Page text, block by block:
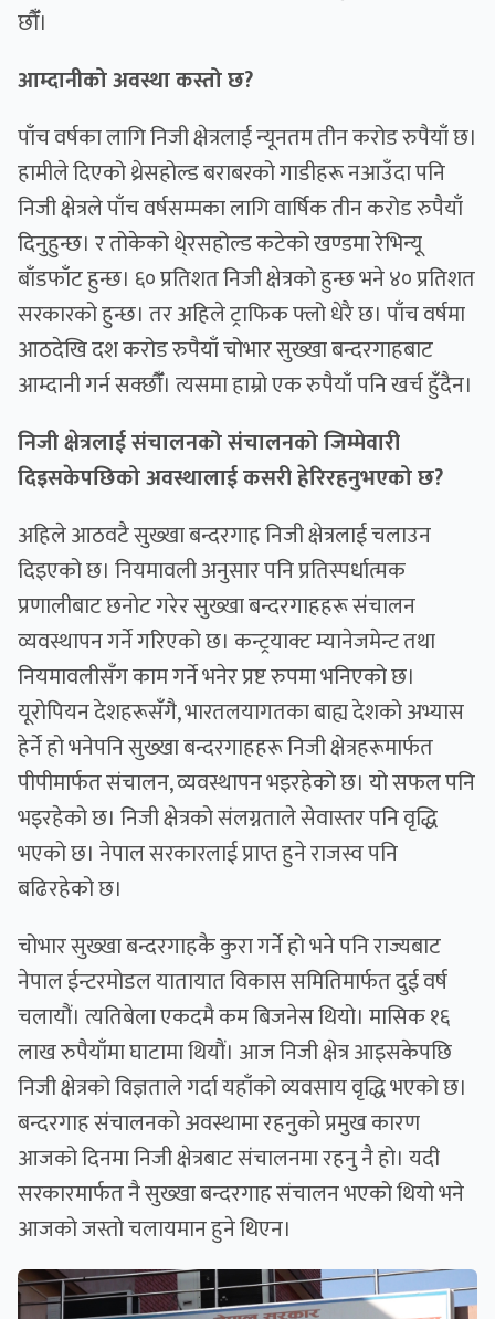
छौँँ।
आम्दानीको अवस्था कस्तो छ?
पाँच वर्षका लागि निजी क्षेत्रलाई न्यूनतम तीन करोड रुपैयाँ छ।
हामीले दिएको थ्रेसहोल्ड बराबरको गाडीहरू नआउँदा पनि
निजी क्षेत्रले पाँच वर्षसम्मका लागि वार्षिक तीन करोड रुपैयाँ
दिनुहुन्छ। र तोकेको थे्रसहोल्ड कटेको खण्डमा रेभिन्यू
बाँडफाँट हुन्छ। ६० प्रतिशत निजी क्षेत्रको हुन्छ भने ४० प्रतिशत
सरकारको हुन्छ। तर अहिले ट्राफिक फ्लो धेरै छ। पाँच वर्षमा
आठदेखि दश करोड रुपैयाँ चोभार सुख्खा बन्दरगाहबाट
आम्दानी गर्न सक्छौँँ। त्यसमा हाम्रो एक रुपैयाँ पनि खर्च हुँदैन।
निजी क्षेत्रलाई संचालनको संचालनको जिम्मेवारी
दिइसकेपछिको अवस्थालाई कसरी हेरिरहनुभएको छ?
अहिले आठवटै सुख्खा बन्दरगाह निजी क्षेत्रलाई चलाउन
दिइएको छ। नियमावली अनुसार पनि प्रतिस्पर्धात्मक
प्रणालीबाट छनोट गरेर सुख्खा बन्दरगाहहरू संचालन
व्यवस्थापन गर्ने गरिएको छ। कन्ट्रयाक्ट म्यानेजमेन्ट तथा
नियमावलीसँग काम गर्ने भनेर प्रष्ट रुपमा भनिएको छ।
यूरोपियन देशहरूसँगै, भारतलयागतका बाह्य देशको अभ्यास
हेर्ने हो भनेपनि सुख्खा बन्दरगाहहरू निजी क्षेत्रहरूमार्फत
पीपीमार्फत संचालन, व्यवस्थापन भइरहेको छ। यो सफल पनि
भइरहेको छ। निजी क्षेत्रको संलग्नताले सेवास्तर पनि वृद्धि
भएको छ। नेपाल सरकारलाई प्राप्त हुने राजस्व पनि
बढिरहेको छ।
चोभार सुख्खा बन्दरगाहकै कुरा गर्ने हो भने पनि राज्यबाट
नेपाल ईन्टरमोडल यातायात विकास समितिमार्फत दुई वर्ष
चलायौं। त्यतिबेला एकदमै कम बिजनेस थियो। मासिक १६
लाख रुपैयाँमा घाटामा थियौं। आज निजी क्षेत्र आइसकेपछि
निजी क्षेत्रको विज्ञताले गर्दा यहाँको व्यवसाय वृद्धि भएको छ।
बन्दरगाह संचालनको अवस्थामा रहनुको प्रमुख कारण
आजको दिनमा निजी क्षेत्रबाट संचालनमा रहनु नै हो। यदी
सरकारमार्फत नै सुख्खा बन्दरगाह संचालन भएको थियो भने
आजको जस्तो चलायमान हुने थिएन।